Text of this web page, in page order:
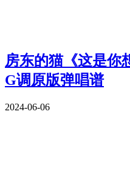
房东的猫《这是你
G调原版弹唱谱
2024-06-06